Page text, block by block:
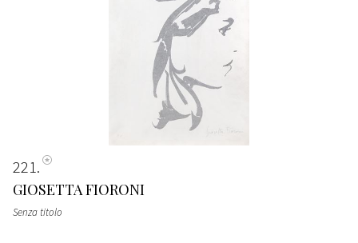
221
GIOSETTA FIORONI
Senza titolo